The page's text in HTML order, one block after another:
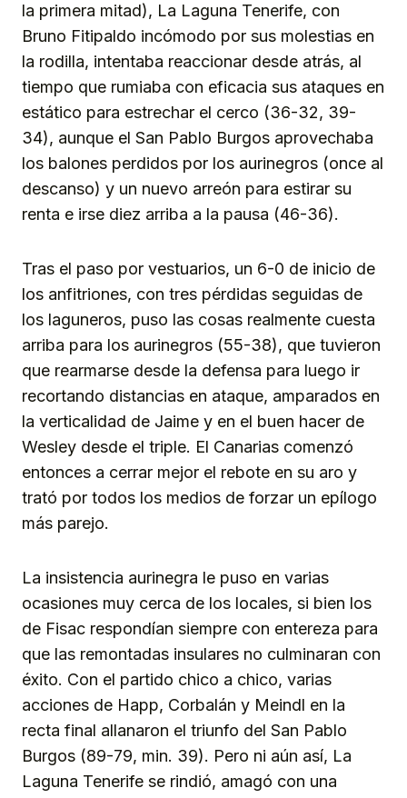
la primera mitad), La Laguna Tenerife, con
Bruno Fitipaldo incómodo por sus molestias en
la rodilla, intentaba reaccionar desde atrás, al
tiempo que rumiaba con eficacia sus ataques en
estático para estrechar el cerco (36-32, 39-
34), aunque el San Pablo Burgos aprovechaba
los balones perdidos por los aurinegros (once al
descanso) y un nuevo arreón para estirar su
renta e irse diez arriba a la pausa (46-36).
Tras el paso por vestuarios, un 6-0 de inicio de
los anfitriones, con tres pérdidas seguidas de
los laguneros, puso las cosas realmente cuesta
arriba para los aurinegros (55-38), que tuvieron
que rearmarse desde la defensa para luego ir
recortando distancias en ataque, amparados en
la verticalidad de Jaime y en el buen hacer de
Wesley desde el triple. El Canarias comenzó
entonces a cerrar mejor el rebote en su aro y
trató por todos los medios de forzar un epílogo
más parejo.
La insistencia aurinegra le puso en varias
ocasiones muy cerca de los locales, si bien los
de Fisac respondían siempre con entereza para
que las remontadas insulares no culminaran con
éxito. Con el partido chico a chico, varias
acciones de Happ, Corbalán y Meindl en la
recta final allanaron el triunfo del San Pablo
Burgos (89-79, min. 39). Pero ni aún así, La
Laguna Tenerife se rindió, amagó con una